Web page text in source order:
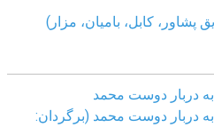
پشاور، کابل، بامیان، مزار)
دربار دوست محمد
دربار دوست محمد (برگردان: